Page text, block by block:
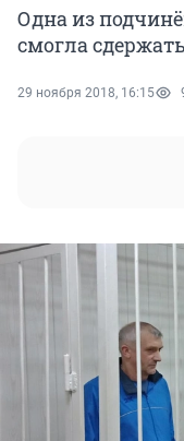
Одна из
смогла
29 ноября 2018, 16:15